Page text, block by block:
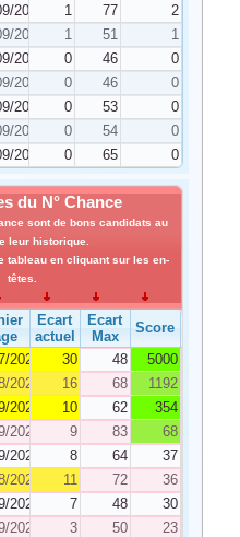
2022 1 77
2
2022 1 51
1
2022 0 46
0
2022 0 46
0
2022 0 53
0
2022 0 54
0
2022 0 65 0
du N° Chance
sont de bons candidats au
leur historique.
tableau en cliquant sur les en-
têtes.
Ecart
actuel
Ecart
Max
Score
2022 30 48
5000
2022 16 68
1192
2022 10 62
354
2022 9 83
68
2022 8 64
37
2022 11 72
36
2022 7 48
30
2022 3 50
23